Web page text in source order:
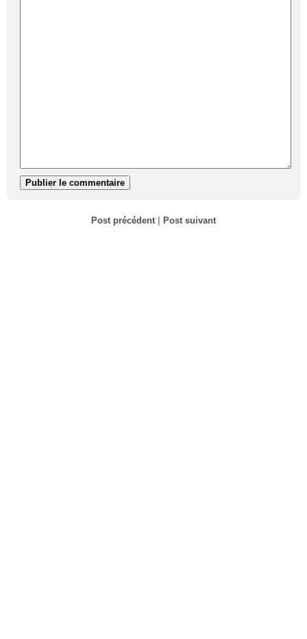
Post précédent| Post suivant